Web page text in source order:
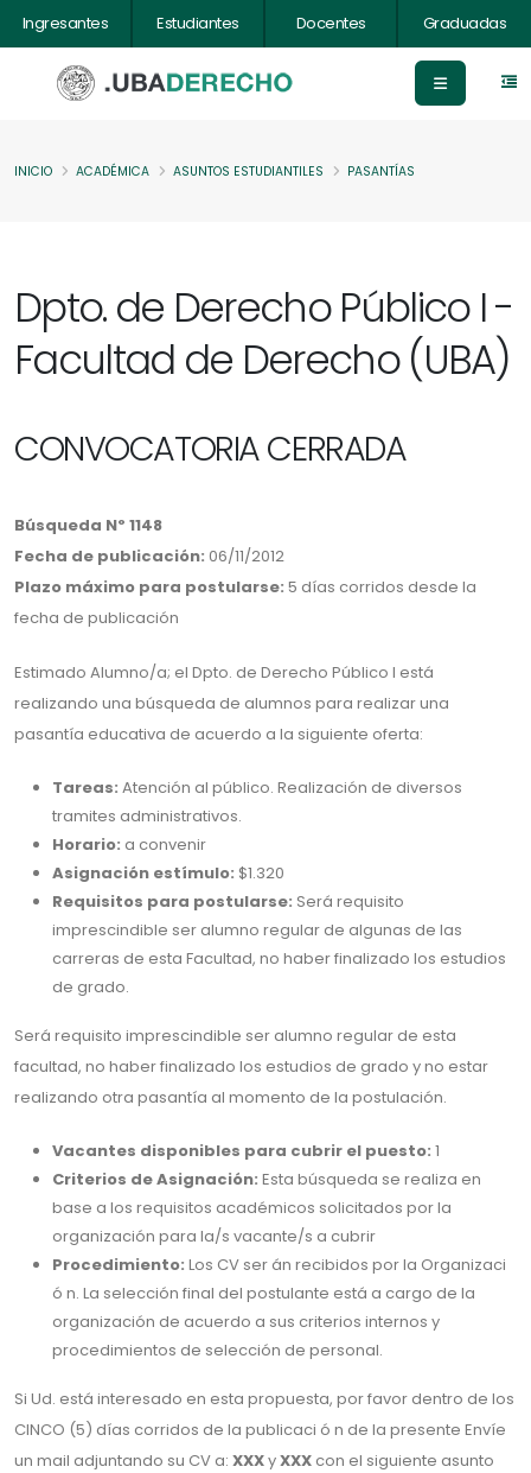
Ingresantes Estudiantes Docentes Graduadas
INICIO ACADÉMICA ASUNTOS ESTUDIANTILES PASANTÍAS
Dpto. de Derecho Público I -
Facultad de Derecho (UBA)
CONVOCATORIA CERRADA
Búsqueda Nº 1148
Fecha de publicación: 06/11/2012
Plazo máximo para postularse: 5 días corridos desde la
fecha de publicación
Estimado Alumno/a; el Dpto. de Derecho Público I está
realizando una búsqueda de alumnos para realizar una
pasantía educativa de acuerdo a la siguiente oferta:
Tareas: Atención al público. Realización de diversos
tramites administrativos.
Horario: a convenir
Asignación estímulo: $1.320
Requisitos para postularse: Será requisito
imprescindible ser alumno regular de algunas de las
carreras de esta Facultad, no haber finalizado los estudios
de grado.
Será requisito imprescindible ser alumno regular de esta
facultad, no haber finalizado los estudios de grado y no estar
realizando otra pasantía al momento de la postulación.
Vacantes disponibles para cubrir el puesto: 1
Criterios de Asignación: Esta búsqueda se realiza en
base a los requisitos académicos solicitados por la
organización para la/s vacante/s a cubrir
Procedimiento: Los CV ser án recibidos por la Organizaci
ó n. La selección final del postulante está a cargo de la
organización de acuerdo a sus criterios internos y
procedimientos de selección de personal.
Si Ud. está interesado en esta propuesta, por favor dentro de los
CINCO (5) días corridos de la publicaci ó n de la presente Envíe
un mail adjuntando su CV a: XXXyXXX con el siguiente asunto